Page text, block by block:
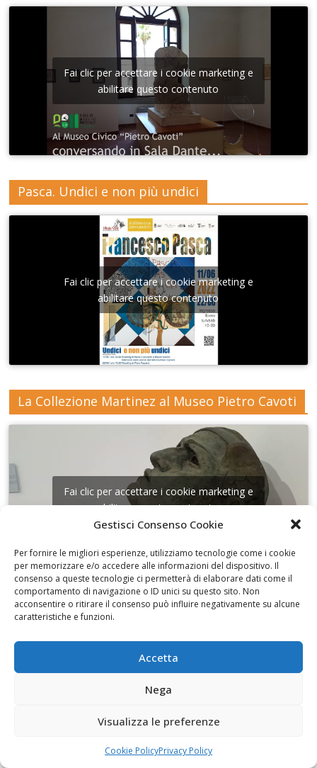
Gestisci Consenso Cookie
Per fornire le migliori esperienze, utilizziamo tecnologie come i cookie
per memorizzare e/o accedere alle informazioni del dispositivo. Il
consenso a queste tecnologie ci permetterà di elaborare dati come il
comportamento di navigazione o ID unici su questo sito. Non
acconsentire o ritirare il consenso può influire negativamente su alcune
caratteristiche e funzioni.
Accetta
Nega
Visualizza le preferenze
Cookie PolicyPrivacy Policy
Fai clic per accettare i cookie marketing e
abilitare questo contenuto
Pasca. Undici e non più undici
Fai clic per accettare i cookie marketing e
abilitare questo contenuto
La Collezione Martinez al Museo Pietro Cavoti
Fai clic per accettare i cookie marketing e
abilitare questo contenuto
I disegni di Martinez
abilitare questo contenuto